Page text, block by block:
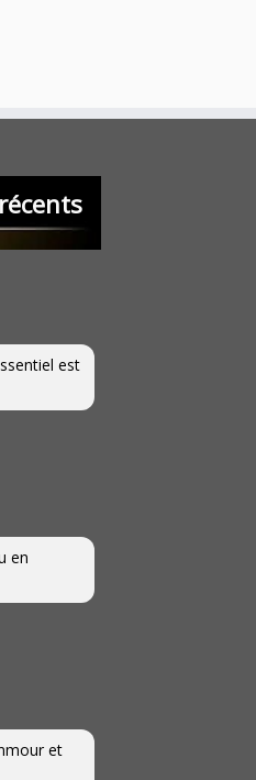
est
en
et